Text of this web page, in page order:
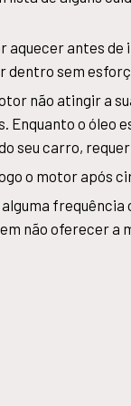
aquecer antes
dentro sem
não atingir a
Enquanto o óleo
seu carro,
o motor após
frequência
não oferecer a